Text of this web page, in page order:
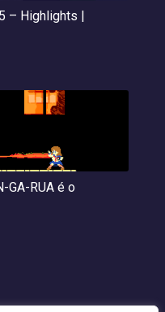
– Highlights |
GA-RUA é o